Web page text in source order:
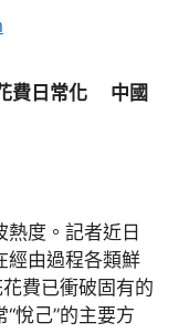
費日常化 中國
熱度。記者近日
經由過程各類鮮
費已衝破固有的
悅己”的主要方